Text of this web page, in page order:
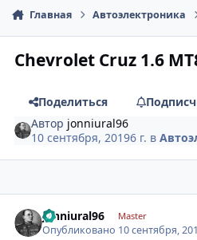
Главная Автоэлектроника
Chevrolet Cruz 1.6
Поделиться
Автор jonniural96
10 сентября, 20196 г. в
jonniural96 Master
Опубликовано 10 сентября,